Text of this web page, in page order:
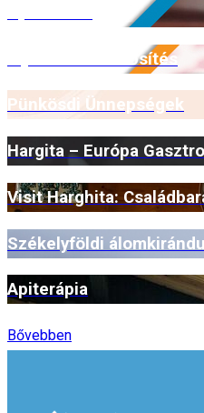
Myrmidone minősítés
Pünkösdi Ünnepségek
Hargita – Európa
Visit Harghita:
Székelyföldi
Apiterápia
Bővebben